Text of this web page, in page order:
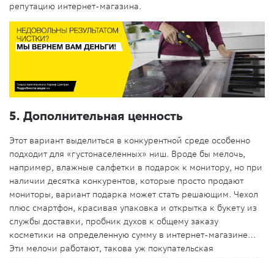
репутацию интернет-магазина.
5. Дополнительная ценность
Этот вариант выделиться в конкурентной среде особенно
подходит для «густонаселенных» ниш. Вроде бы мелочь,
например, влажные салфетки в подарок к монитору, но при
наличии десятка конкурентов, которые просто продают
мониторы, вариант подарка может стать решающим. Чехол
плюс смартфон, красивая упаковка и открытка к букету из
службы доставки, пробник духов к общему заказу
косметики на определенную сумму в интернет-магазине…
Эти мелочи работают, такова уж покупательская